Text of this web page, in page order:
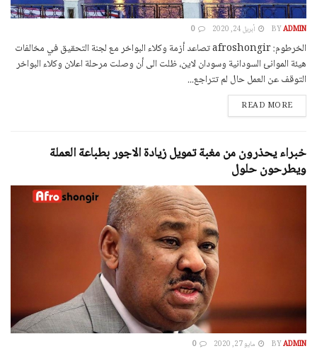
BYADMIN أبريل 24, 2020
الخرطوم: afroshongir تصاعد أزمة وكلاء البواخر مع لجنة التحقيق في مخالفات
هيئة الموانئ السودانية وسودان لاين، ظلت الى أن وصلت مرحلة اعلان وكلاء البواخر
التوقف عن العمل حال لم تتراجع...
READ MORE
DETAILS
خبراء يحذرون من مغبة تمويل زيادة الاجور بطباعة العملة
ويطرحون حلول
BYADMIN مايو 27, 2020